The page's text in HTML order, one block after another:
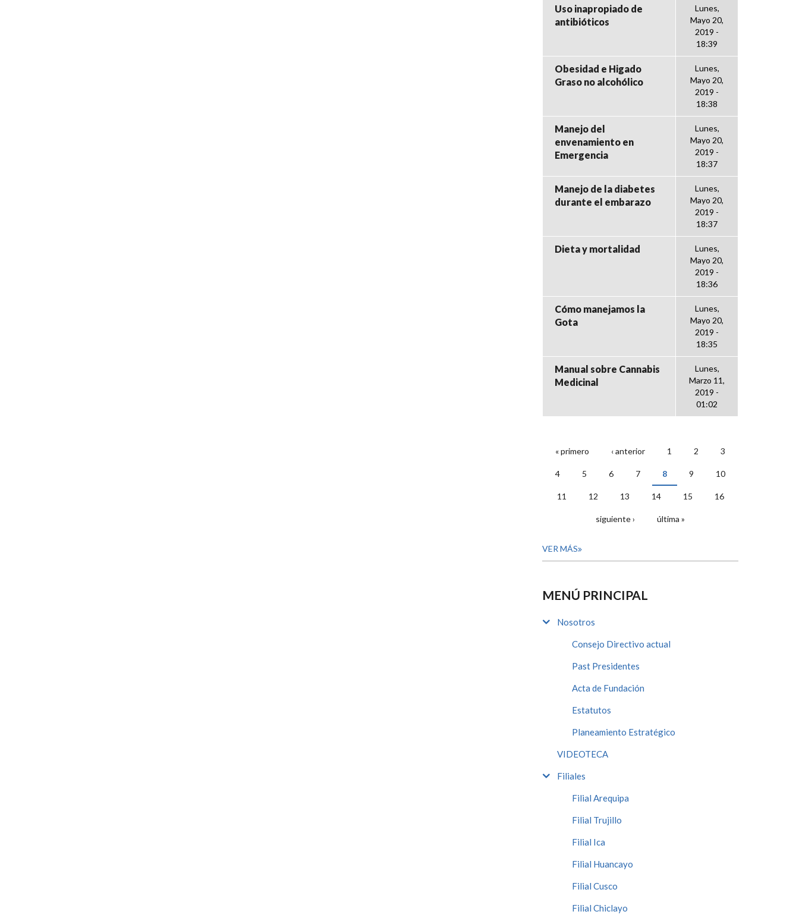
Uso inapropiado de
antibióticos
Lunes,
Mayo 20,
2019 -
18:39
Obesidad e Higado
Graso no alcohólico
Lunes,
Mayo 20,
2019 -
18:38
Manejo del
envenamiento en
Emergencia
Lunes,
Mayo 20,
2019 -
18:37
Manejo de la diabetes
durante el embarazo
Lunes,
Mayo 20,
2019 -
18:37
Dieta y mortalidad
Lunes,
Mayo 20,
2019 -
18:36
Cómo manejamos la
Gota
Lunes,
Mayo 20,
2019 -
18:35
Manual sobre Cannabis
Medicinal
Lunes,
Marzo 11,
2019 -
01:02
PÁGINAS
« primero ‹ anterior 1 2 3
4 5 6 7 8 9 10
11 12 13 14 15 16
siguiente › última »
VER MÁS
MENÚ PRINCIPAL
Nosotros
Consejo Directivo actual
Past Presidentes
Acta de Fundación
Estatutos
Planeamiento Estratégico
VIDEOTECA
Filiales
Filial Arequipa
Filial Trujillo
Filial Ica
Filial Huancayo
Filial Cusco
Filial Chiclayo